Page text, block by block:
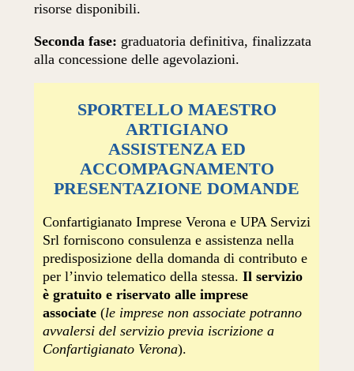
risorse disponibili.
Seconda fase: graduatoria definitiva, finalizzata
alla concessione delle agevolazioni.
SPORTELLO MAESTRO
ARTIGIANO
ASSISTENZA ED
ACCOMPAGNAMENTO
PRESENTAZIONE DOMANDE
Confartigianato Imprese Verona e UPA Servizi
Srl forniscono consulenza e assistenza nella
predisposizione della domanda di contributo e
per l’invio telematico della stessa.Il servizio
è gratuito e riservato alle imprese
associate (le imprese non associate potranno
avvalersi del servizio previa iscrizione a
Confartigianato Verona).